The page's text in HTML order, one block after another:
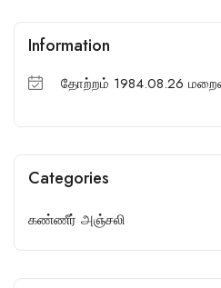
Information
தோற்றம் 1984.08.26
Categories
கண்ணீர் அஞ்சலி